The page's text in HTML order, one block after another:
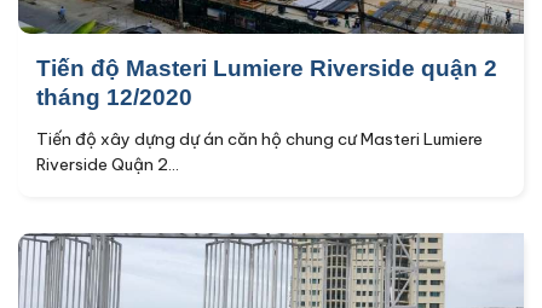
Tiến độ Masteri Lumiere Riverside quận 2
tháng 12/2020
Tiến độ xây dựng dự án căn hộ chung cư Masteri Lumiere
Riverside Quận 2...